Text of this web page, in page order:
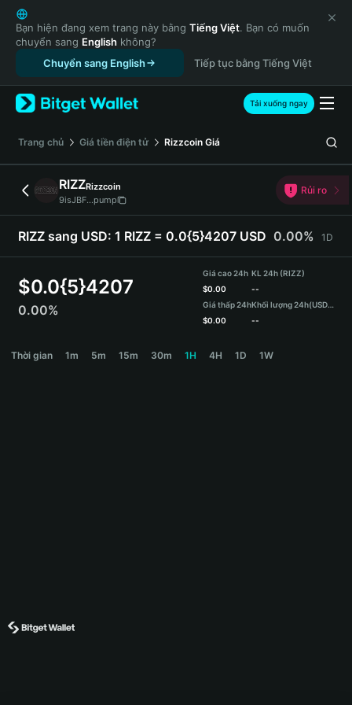
English
日本語
Tiếng Việt
Русский
Español (Latinoamérica)
Türkçe
Français
Deutsch
繁體中文
Português (Portugal)
Bahasa Indonesia
ภาษาไทย
Español
Español (Argentina)
Bạn hiện đang xem trang này bằng Tiếng Việt. Bạn có muốn
chuyển sang English không?
Chuyển sang English
Tiếp tục bằng Tiếng Việt
Tải xuống ngay
‌Trang chủ Giá tiền điện tử Rizzcoin Giá
RIZZRizzcoin
9isJBF...pump
Rủi ro
RIZZ sang USD: 1 RIZZ = 0.0{5}4207 USD 0.00% 1D
$0.0{5}4207
0.00%
Giá cao 24h
$0.00
Giá thấp 24h
$0.00
KL 24h (RIZZ)
--
Khối lượng 24h(USDT)
--
Thời gian 1m 5m 15m 30m 1H 4H 1D 1W